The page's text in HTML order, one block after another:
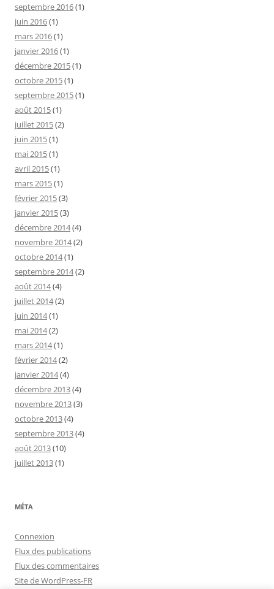
septembre 2016(1)
juin 2016(1)
mars 2016(1)
janvier 2016(1)
décembre 2015(1)
octobre 2015(1)
septembre 2015(1)
août 2015(1)
juillet 2015(2)
juin 2015(1)
mai 2015(1)
avril 2015(1)
mars 2015(1)
février 2015(3)
janvier 2015(3)
décembre 2014(4)
novembre 2014(2)
octobre 2014(1)
septembre 2014(2)
août 2014(4)
juillet 2014(2)
juin 2014(1)
mai 2014(2)
mars 2014(1)
février 2014(2)
janvier 2014(4)
décembre 2013(4)
novembre 2013(3)
octobre 2013(4)
septembre 2013(4)
août 2013(10)
juillet 2013(1)
MÉTA
Connexion
Flux des publications
Flux des commentaires
Site de WordPress-FR